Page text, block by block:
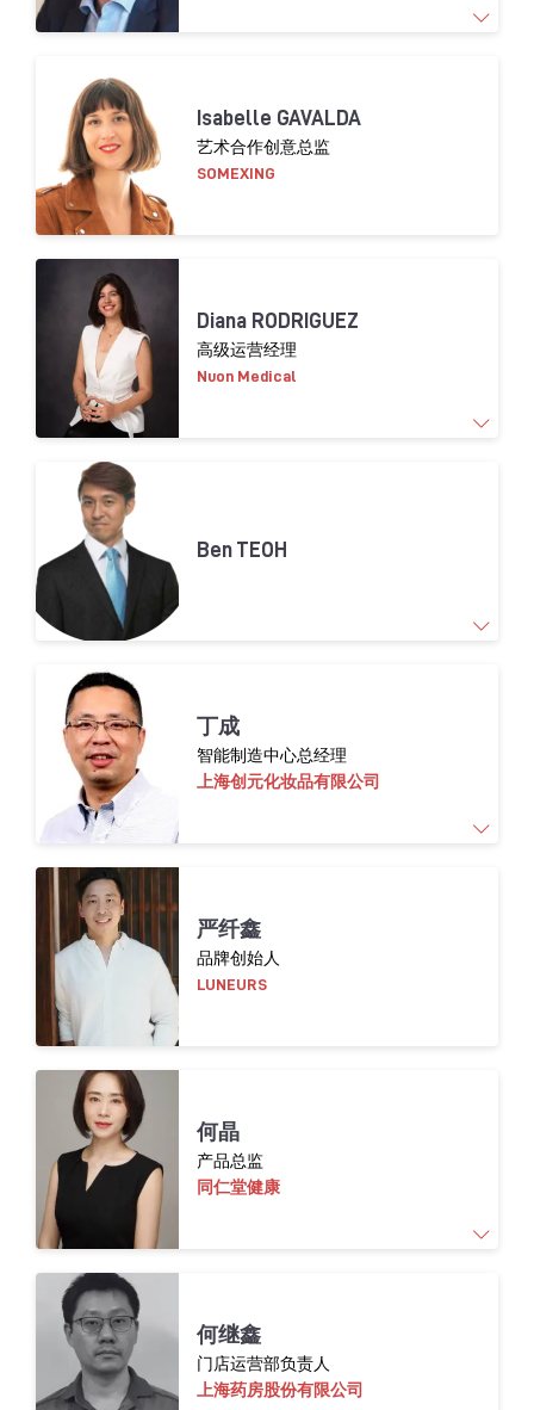
在这期间，我积累了深厚的专业经验，包括高
场进入策略的执行，以及在大中华区及亚太市
场实现强劲的营收增长。
持续包装、法规合规以及循环设计策略。
Renata致力于为奢侈品牌与制造商提供咨询服
务，帮助其打造兼顾可持续性、法规合规与高
端消费体验的包装解决方案。
F-Beauty Connect是一家总部位于巴黎的咨询机
构，专注助力国际美妆品牌（涵盖化妆品、香
水及相关领域）成功进入法国及更广泛的欧洲
市场，并实现可持续发展。我们以 360° 全方位
服务模式为核心，围绕品牌发展全周期构建四
播及渠道分销。
我们为客户量身定制解决方案，精准匹配其发
展愿景、资源实力与市场目标。凭借逾 15 年的
化妆品行业深耕经验及强大的专业合作伙伴网
络，我们为品牌提供务实高效的全流程指导，
布局。
官网：www.f-beautyconnect.fr
Isabelle GAVALDA
艺术合作创意总监
SOMEXING
Diana RODRIGUEZ
高级运营经理
Nuon Medical
戴安娜·罗德里格斯 是Nuon Medical的高级运营
经理，她负责设计与实施运营系，打通公司技
术嵌入式化妆品应用工具在销售、研发及制造
端的全链路协同。
拥有逾 7 年中国制造业生态下的供应链管理与
产品开发经验，专注搭建产业基础设施，助力
创新产品从客户概念落地，最终实现规模化量
产与市场交付。
Ben TEOH
Ben TEOH 是一位资深顾问，在法规事务、质量
保证、技术创新及运营管理领域拥有超过 27 年
专业经验。
他以推动卓越合规、构建战略体系、优化业务
流程著称，成功驾驭全球复杂法规框架，助力
企业实现战略目标。凭借丰富经验，他为各行
业企业提供咨询与协作服务，量身定制战略洞
见与解决方案，应对其独特挑战。
能力，并严格确保符合国际法规标准。他积极
主动的工作方式与快速适应行业动态变化的能
力，使其成为值得信赖的合作伙伴，帮助企业
在满足合规要求的同时，实现增长与盈利提
升。
丁成
智能制造中心总经理
上海创元化妆品有限公司
跨国企业累计20+年工作经历，涵盖技术、业
务、咨询和管理四大领域，擅长创新赋能组
织，积极引入新科技加速赋能组织，实现业务
绩效改善，提升效益。
严纤鑫
品牌创始人
LUNEURS
何晶
产品总监
同仁堂健康
何晶，同仁堂健康药业公司药食同源研究院产
品总监。用敏锐的市场洞察力，探索和创新精
神，通过开发新兴产品和创新营销举措，使得
何继鑫
门店运营部负责人
上海药房股份有限公司